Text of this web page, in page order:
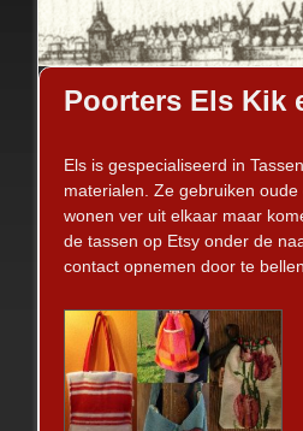
Poorters Els Kik
Els is gespecialiseerd in
materialen. Ze gebruiken
wonen ver uit elkaar maar
de tassen op Etsy onder de
contact opnemen door te